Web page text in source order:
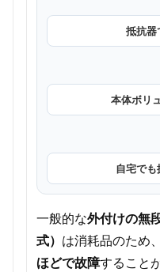
抵抗器
本体ボリ
自宅で
一般的な外付けの無
式） は消耗品のため
ほどで故障すること